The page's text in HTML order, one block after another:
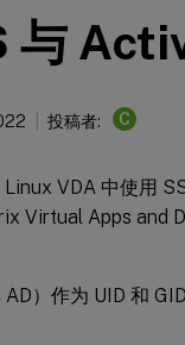
与
投稿者: C
VDA 中使用
Virtual Apps and
）作为 UID 和